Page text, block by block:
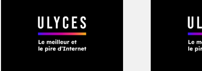
surnommé, a conquis
et professionnelles.
les jeunes joueurs à